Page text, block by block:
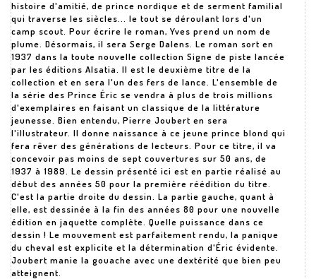
histoire d'amitié, de prince nordique et de serment familial
qui traverse les siècles... le tout se déroulant lors d'un
camp scout. Pour écrire le roman, Yves prend un nom de
plume. Désormais, il sera Serge Dalens. Le roman sort en
1937 dans la toute nouvelle collection Signe de piste lancée
par les éditions Alsatia. Il est le deuxième titre de la
collection et en sera l'un des fers de lance. L'ensemble de
la série des Prince Éric se vendra à plus de trois millions
d'exemplaires en faisant un classique de la littérature
jeunesse. Bien entendu, Pierre Joubert en sera
l'illustrateur. Il donne naissance à ce jeune prince blond qui
fera rêver des générations de lecteurs. Pour ce titre, il va
concevoir pas moins de sept couvertures sur 50 ans, de
1937 à 1989. Le dessin présenté ici est en partie réalisé au
début des années 50 pour la première réédition du titre.
C'est la partie droite du dessin. La partie gauche, quant à
elle, est dessinée à la fin des années 80 pour une nouvelle
édition en jaquette complète. Quelle puissance dans ce
dessin ! Le mouvement est parfaitement rendu, la panique
du cheval est explicite et la détermination d'Éric évidente.
Joubert manie la gouache avec une dextérité que bien peu
atteignent.